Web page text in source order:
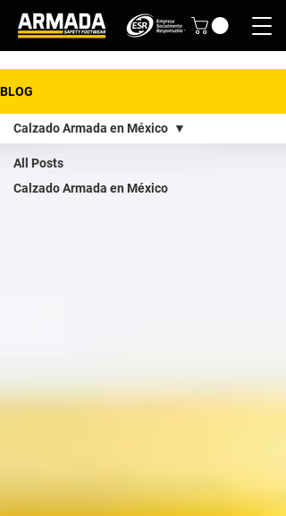
BLOG
All Posts
Calzado Armada en México
Calzado Armada en México